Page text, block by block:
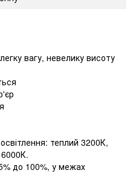
вагу, невелику висоту
теплий 3200К,
до 100%, у межах